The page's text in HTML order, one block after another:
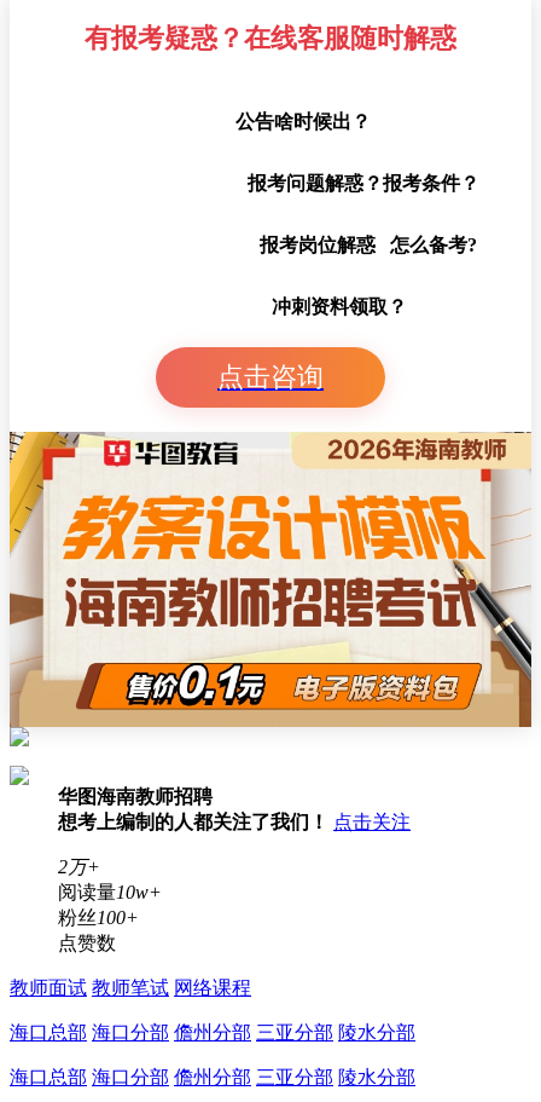
有报考疑惑？在线客服随时解惑
公告啥时候出？
报考问题解惑？报考条件？
报考岗位解惑 怎么备考?
冲刺资料领取？
点击咨询
华图海南教师招聘
想考上编制的人都关注了我们！
点击关注
2万+
阅读量10w+
粉丝100+
点赞数
教师面试 教师笔试 网络课程
海口总部 海口分部 儋州分部 三亚分部 陵水分部
海口总部 海口分部 儋州分部 三亚分部 陵水分部